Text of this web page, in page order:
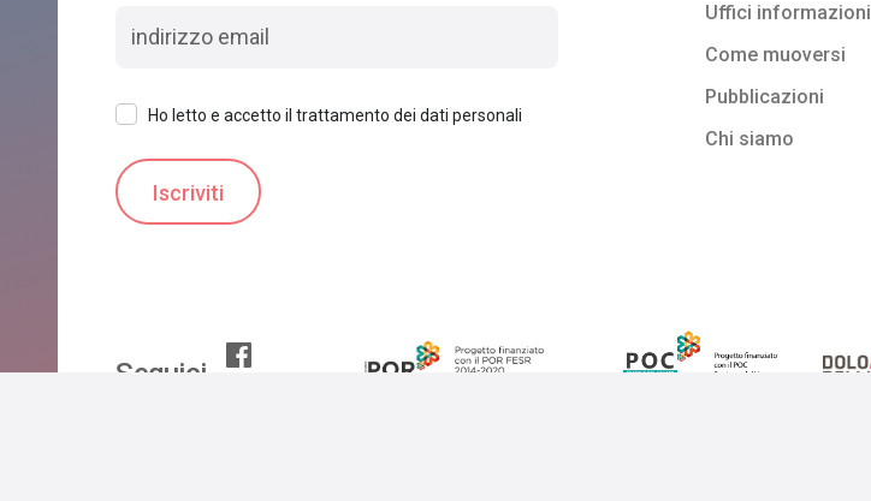
Ho letto e accetto il trattamento dei dati personali
Uffici informazioni
Come muoversi
Pubblicazioni
Chi siamo
Seguici